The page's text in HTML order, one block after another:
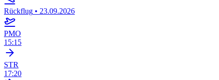
Rückflug • 23.09.2026
PMO
15:15
STR
17:20